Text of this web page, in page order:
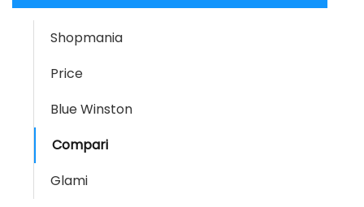
Shopmania
Price
Blue Winston
Compari
Glami